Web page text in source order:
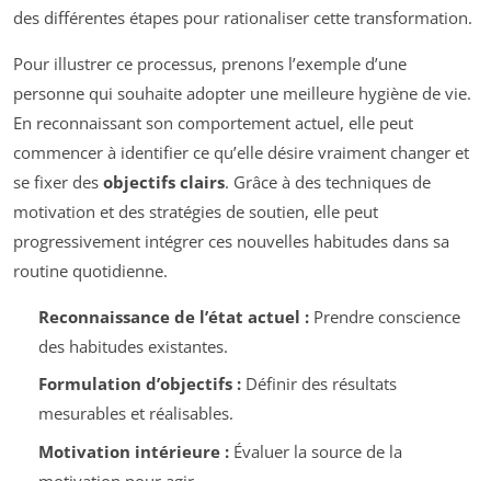
des différentes étapes pour rationaliser cette transformation.
Pour illustrer ce processus, prenons l’exemple d’une
personne qui souhaite adopter une meilleure hygiène de vie.
En reconnaissant son comportement actuel, elle peut
commencer à identifier ce qu’elle désire vraiment changer et
se fixer des objectifs clairs. Grâce à des techniques de
motivation et des stratégies de soutien, elle peut
progressivement intégrer ces nouvelles habitudes dans sa
routine quotidienne.
Reconnaissance de l’état actuel :Prendre conscience
des habitudes existantes.
Formulation d’objectifs :Définir des résultats
mesurables et réalisables.
Motivation intérieure :Évaluer la source de la